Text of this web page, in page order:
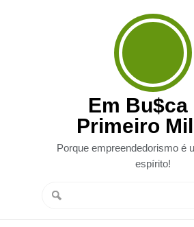
Em Bu$ca
Primeiro
Porque empreendedorismo é
espírito!